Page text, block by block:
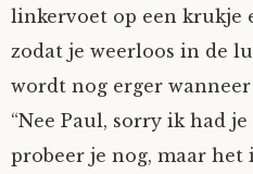
Nyncke
Rozemarijn
linkervoet op een krukje
zodat je weerloos in de
wordt nog erger
“Nee Paul, sorry ik had
probeer je nog, maar het